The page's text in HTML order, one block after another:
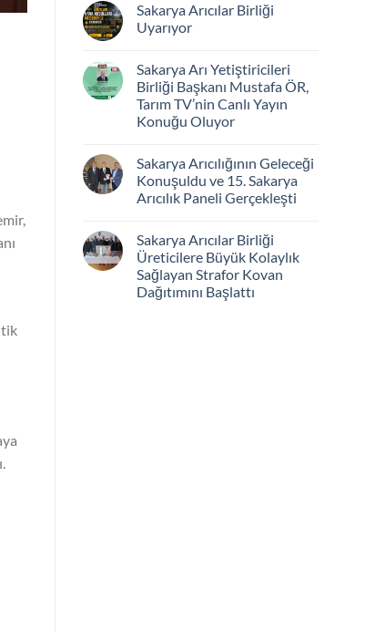
Sakarya Arıcılar Birliği
Uyarıyor
Sakarya Arı Yetiştiricileri
Birliği Başkanı Mustafa ÖR,
Tarım TV’nin Canlı Yayın
Konuğu Oluyor
Sakarya Arıcılığının Geleceği
Konuşuldu ve 15. Sakarya
Arıcılık Paneli Gerçekleşti
Sakarya Arıcılar Birliği
Üreticilere Büyük Kolaylık
Sağlayan Strafor Kovan
Dağıtımını Başlattı